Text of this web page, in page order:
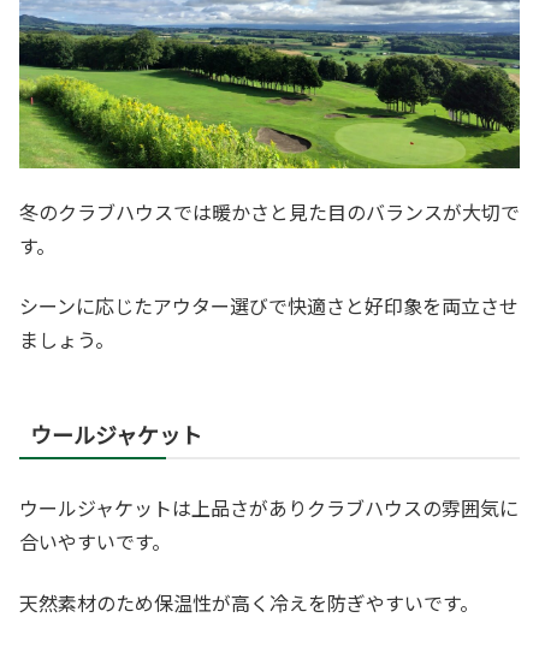
冬のクラブハウスでは暖かさと見た目のバランスが大切で
す。
シーンに応じたアウター選びで快適さと好印象を両立させ
ましょう。
ウールジャケット
ウールジャケットは上品さがありクラブハウスの雰囲気に
合いやすいです。
天然素材のため保温性が高く冷えを防ぎやすいです。